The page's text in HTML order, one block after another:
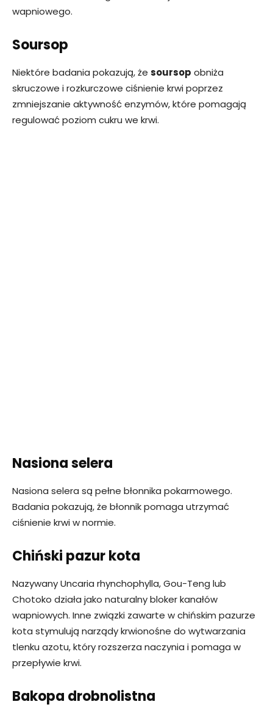
wapniowego.
Soursop
Niektóre badania pokazują, że soursop obniża
skruczowe i rozkurczowe ciśnienie krwi poprzez
zmniejszanie aktywność enzymów, które pomagają
regulować poziom cukru we krwi.
Nasiona selera
Nasiona selera są pełne błonnika pokarmowego.
Badania pokazują, że błonnik pomaga utrzymać
ciśnienie krwi w normie.
Chiński pazur kota
Nazywany Uncaria rhynchophylla, Gou-Teng lub
Chotoko działa jako naturalny bloker kanałów
wapniowych. Inne związki zawarte w chińskim pazurze
kota stymulują narządy krwionośne do wytwarzania
tlenku azotu, który rozszerza naczynia i pomaga w
przepływie krwi.
Bakopa drobnolistna